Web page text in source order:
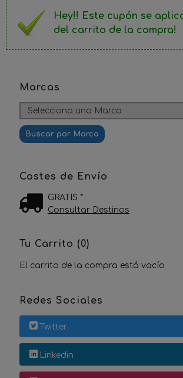
Marcas
Costes de Envío
GRATIS *
Consultar Destinos
Tu Carrito (0)
El carrito de la compra está vacío
Redes Sociales
Twitter
Linkedin
Hey!! Este cupón se
del carrito de la compra!